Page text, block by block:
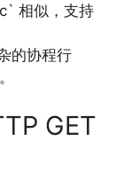
相似，支持
的协程行
GET